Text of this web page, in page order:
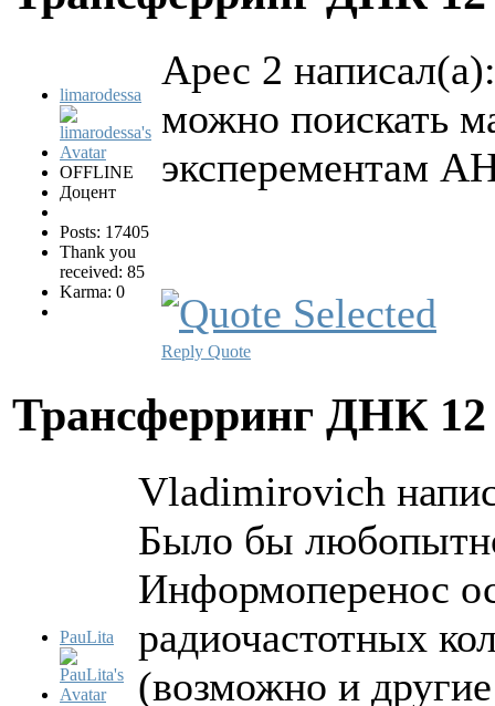
limarodessa
OFFLINE
Доцент
Posts: 17405
Thank you
received: 85
Karma: 0
Арес 2 написал(а):
можно поискать
эксперементам
Reply Quote
Трансферринг ДНК
PauLita
Vladimirovich
Было бы
Информоперенос
радиочастотных
(возможно и